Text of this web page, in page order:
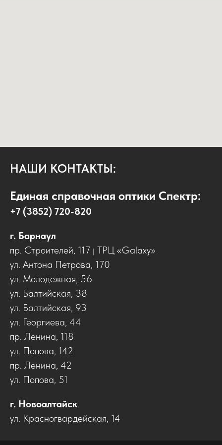
НАШИ КОНТАКТЫ:
Единая справочная оптики Спектр:
+7 (3852) 720-820
г. Барнаул
пр. Строителей, 117 | ТРЦ «Galaxy»
ул. Антона Петрова, 170
ул. Молодежная, 56
ул. Балтийская, 38
ул. Балтийская, 93
ул. Георгиева, 44
пр. Ленина, 118
ул. Попова, 142
пр. Ленина, 42
ул. Попова, 51
г. Новоалтайск
ул. Красногвардейская, 14